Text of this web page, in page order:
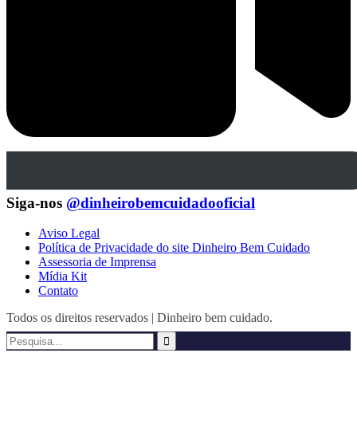
Siga-nos @dinheirobemcuidadooficial
Aviso Legal
Política de Privacidade do site Dinheiro Bem Cuidado
Assessoria de Imprensa
Mídia Kit
Contato
Todos os direitos reservados | Dinheiro bem cuidado.